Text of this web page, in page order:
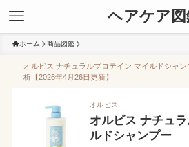
ヘアケア図
ホーム 商品図鑑
オルビス ナチュラルプロテイン マイルドシャ
析【2026年4月26日更新】
オルビス
オルビス ナチュ
ルドシャンプー